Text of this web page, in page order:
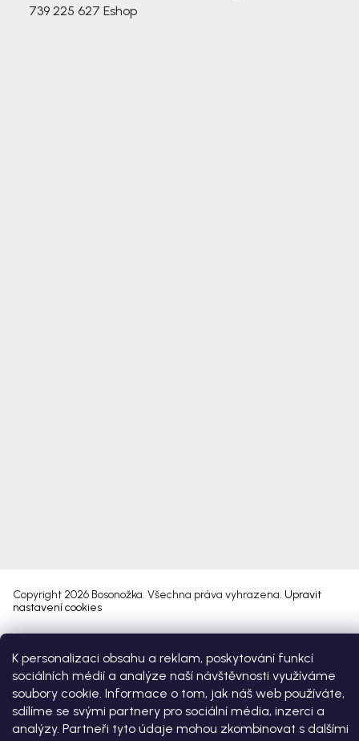
K personalizaci obsahu a reklam, poskytování funkcí
sociálních médií a analýze naší návštěvnosti využíváme
soubory cookie. Informace o tom, jak náš web používáte,
sdílíme se svými partnery pro sociální média, inzerci a
analýzy. Partneři tyto údaje mohou zkombinovat s dalšími
739 225 627 Eshop
Copyright 2026 Bosonožka. Všechna práva vyhrazena. Upravit
nastavení cookies